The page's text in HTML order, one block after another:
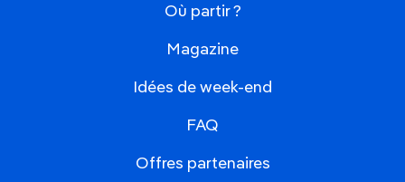
Où partir ?
Magazine
Idées de week-end
FAQ
Offres partenaires